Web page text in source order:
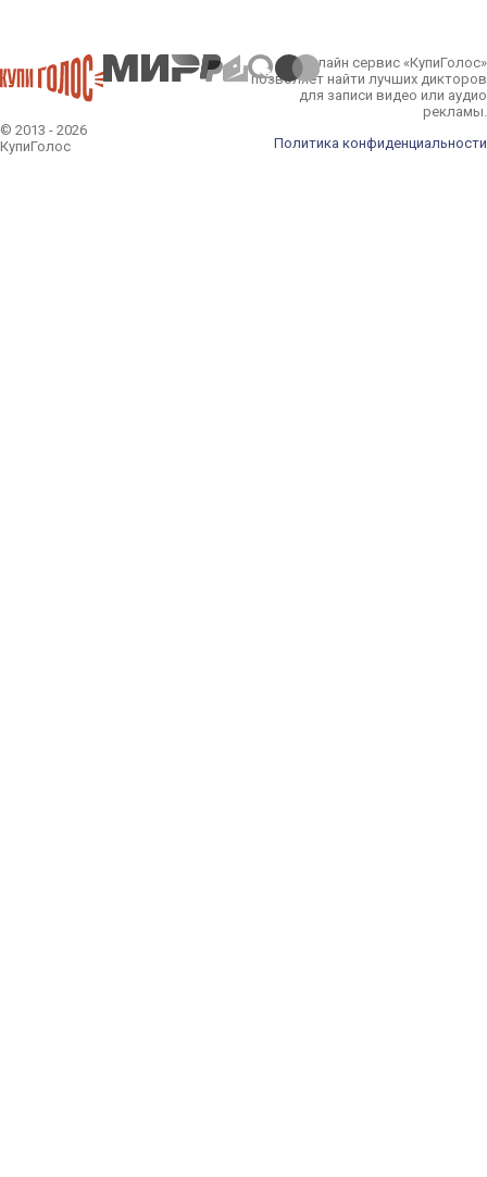
© 2013 - 2026
КупиГолос
Онлайн сервис «КупиГолос»
позволяет найти лучших дикторов
для записи видео или аудио
рекламы.
Политика конфиденциальности